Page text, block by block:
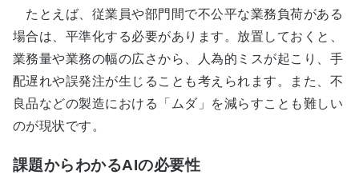
たとえば、従業員や部門間で不公平な業務負荷がある
場合は、平準化する必要があります。放置しておくと、
業務量や業務の幅の広さから、人為的ミスが起こり、手
配遅れや誤発注が生じることも考えられます。また、不
良品などの製造における「ムダ」を減らすことも難しい
のが現状です。
課題からわかるAIの必要性